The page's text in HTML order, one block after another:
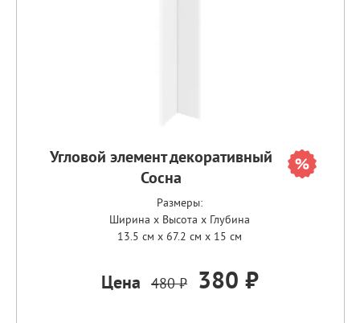
Угловой элемент декоративный
Сосна
Размеры:
Ширина x Высота x Глубина
13.5 см x 67.2 см x 15 см
Цена 480 ₽ 380 ₽